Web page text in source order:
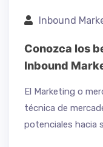
Inbound
Conozca los
Inbound
El Marketing o
técnica de
potenciales hacia